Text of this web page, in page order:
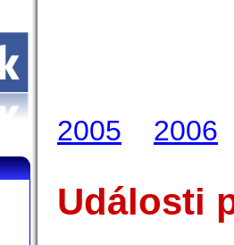
2005 2006
Události